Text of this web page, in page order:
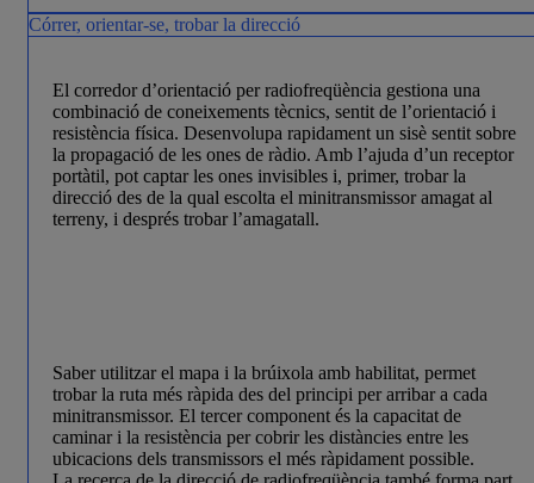
Córrer, orientar-se, trobar la direcció
El corredor d’orientació per radiofreqüència gestiona una
combinació de coneixements tècnics, sentit de l’orientació i
resistència física. Desenvolupa rapidament un sisè sentit sobre
la propagació de les ones de ràdio. Amb l’ajuda d’un receptor
portàtil, pot captar les ones invisibles i, primer, trobar la
direcció des de la qual escolta el minitransmissor amagat al
terreny, i després trobar l’amagatall.
Saber utilitzar el mapa i la brúixola amb habilitat, permet
trobar la ruta més ràpida des del principi per arribar a cada
minitransmissor. El tercer component és la capacitat de
caminar i la resistència per cobrir les distàncies entre les
ubicacions dels transmissors el més ràpidament possible.